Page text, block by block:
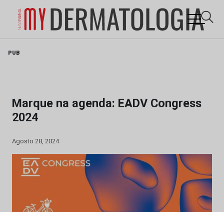
PUB
Marque na agenda: EADV Congress
2024
Agosto 28, 2024